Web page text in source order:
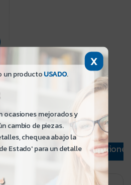
de Estado Especificaciones
X
un productoUSADO.
ocasiones mejorados y
cambio de piezas.
chequea abajo la
Estado' para un detalle